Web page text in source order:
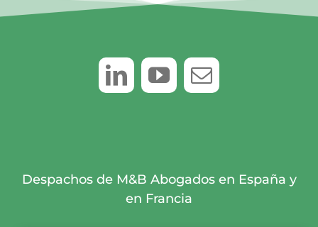
Despachos de M&B Abogados en España y
en Francia